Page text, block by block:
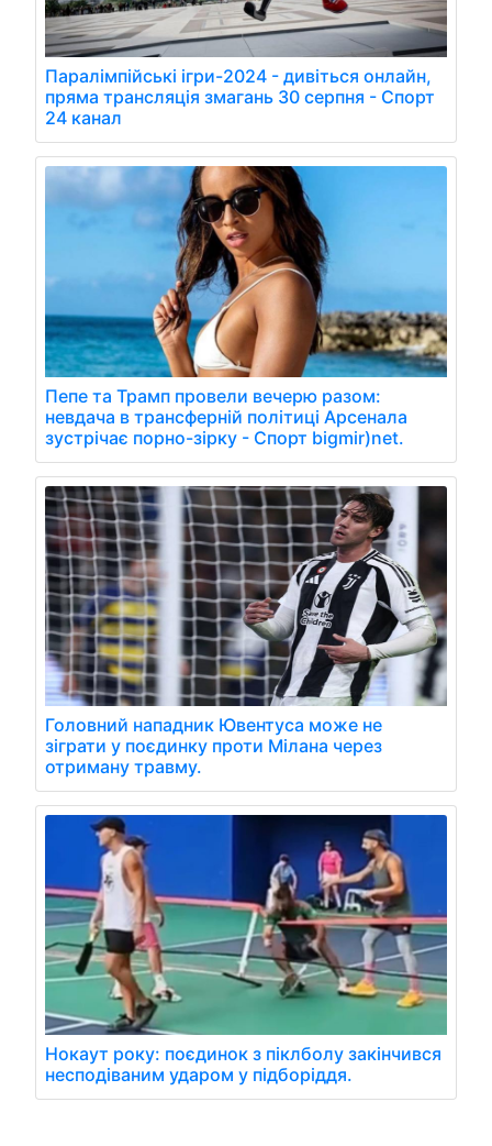
Паралімпійські ігри-2024 - дивіться онлайн,
пряма трансляція змагань 30 серпня - Спорт
24 канал
Пепе та Трамп провели вечерю разом:
невдача в трансферній політиці Арсенала
зустрічає порно-зірку - Спорт bigmir)net.
Головний нападник Ювентуса може не
зіграти у поєдинку проти Мілана через
отриману травму.
Нокаут року: поєдинок з піклболу закінчився
несподіваним ударом у підборіддя.